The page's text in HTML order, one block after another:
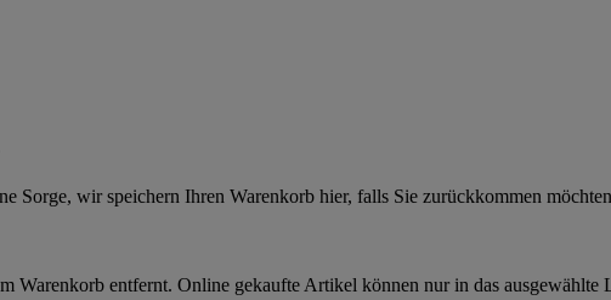
Sorge, wir speichern Ihren Warenkorb hier, falls Sie zurückkommen
Warenkorb entfernt. Online gekaufte Artikel können nur in das ausgewählte